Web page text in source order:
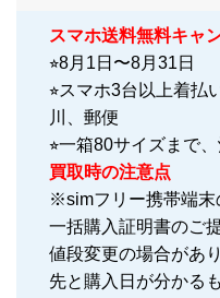
スマホ送料無料キャ
⭐︎8月1日〜8月31日
⭐︎スマホ3台以上着払
川、郵便
⭐︎一箱80サイズまで
買取時の注意点
※simフリー携帯端末
一括購入証明書のご
値段変更の場合があ
先と購入日が分かる